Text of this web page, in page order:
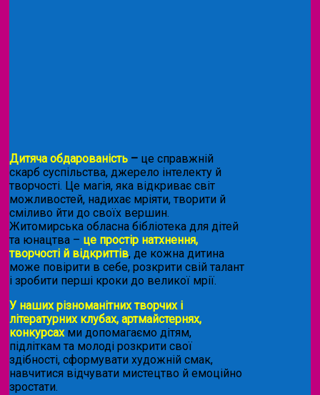
Дитяча обдарованість – це справжній
скарб суспільства, джерело інтелекту й
творчості. Це магія, яка відкриває світ
можливостей, надихає мріяти, творити й
сміливо йти до своїх вершин.
Житомирська обласна бібліотека для дітей
та юнацтва – це простір натхнення,
творчості й відкриттів, де кожна дитина
може повірити в себе, розкрити свій талант
і зробити перші кроки до великої мрії.
У наших різноманітних творчих і
літературних клубах, артмайстернях,
конкурсахми допомагаємо дітям,
підліткам та молоді розкрити свої
здібності, сформувати художній смак,
навчитися відчувати мистецтво й емоційно
зростати.